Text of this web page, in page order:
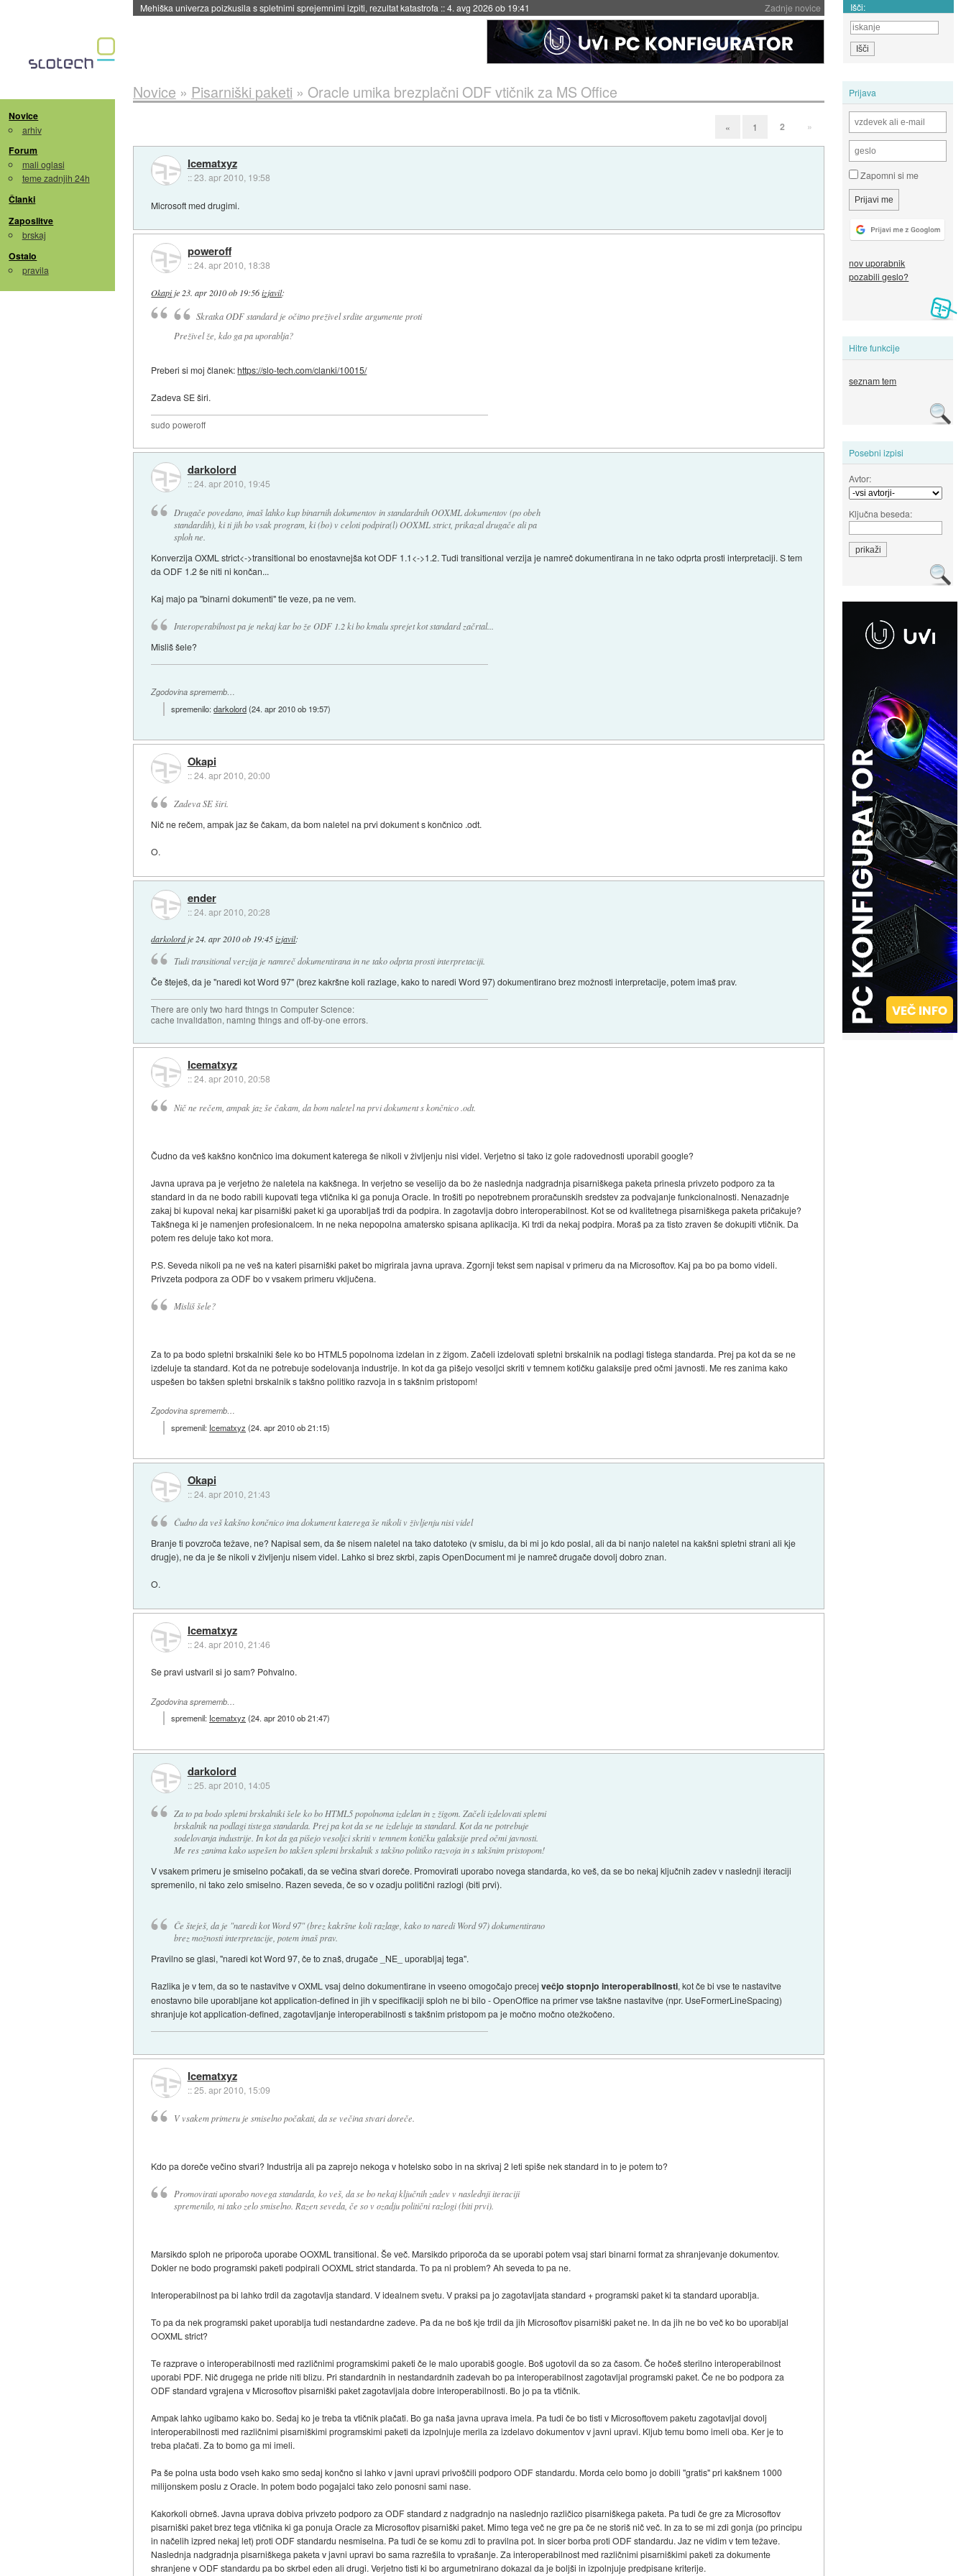
Zadnje novice
4. avg 2026 ob 19:41 Išči:
Novice
arhiv
Forum
mali oglasi
teme zadnjih 24h
Članki
Zaposlitve
brskaj
Ostalo
pravila
Prijava
Zapomni si me
nov uporabnik
pozabili geslo?
Hitre funkcije
seznam tem
Posebni izpisi
Avtor:
Ključna beseda:
Novice » Pisarniški paketi » Oracle umika brezplačni ODF vtičnik za MS Office
« 1 2 »
Icematxyz
::23. apr 2010, 19:58
Microsoft med drugimi.
poweroff
::24. apr 2010, 18:38
Okapije 23. apr 2010 ob 19:56 izjavil:
Skratka ODF standard je očitno preživel srdite argumente proti
Preživel že, kdo ga pa uporablja?
Preberi si moj članek:https://slo-tech.com/clanki/10015/
Zadeva SE širi.
sudo poweroff
darkolord
::24. apr 2010, 19:45
Drugače povedano, imaš lahko kup binarnih dokumentov in standardnih OOXML dokumentov (po obeh
standardih), ki ti jih bo vsak program, ki (bo) v celoti podpira(l) OOXML strict, prikazal drugače ali pa
sploh ne.
Konverzija OXML strict<->transitional bo enostavnejša kot ODF 1.1<->1.2. Tudi transitional verzija je namreč dokumentirana in ne tako odprta prosti interpretaciji. S tem
da ODF 1.2 še niti ni končan...
Kaj majo pa "binarni dokumenti" tle veze, pa ne vem.
Interoperabilnost pa je nekaj kar bo že ODF 1.2 ki bo kmalu sprejet kot standard začrtal...
Misliš šele?
Zgodovina sprememb…
spremenilo:darkolord(24. apr 2010 ob 19:57)
Okapi
::24. apr 2010, 20:00
Zadeva SE širi.
Nič ne rečem, ampak jaz še čakam, da bom naletel na prvi dokument s končnico .odt.
O.
ender
::24. apr 2010, 20:28
darkolordje24. apr 2010 ob 19:45 izjavil:
Tudi transitional verzija je namreč dokumentirana in ne tako odprta prosti interpretaciji.
Če šteješ, da je "naredi kot Word 97" (brez kakršne koli razlage, kako to naredi Word 97) dokumentirano brez možnosti interpretacije, potem imaš prav.
There are only two hard things in Computer Science:
cache invalidation, naming things and off-by-one errors.
Icematxyz
::24. apr 2010, 20:58
Nič ne rečem, ampak jaz še čakam, da bom naletel na prvi dokument s končnico .odt.
Čudno da veš kakšno končnico ima dokument katerega še nikoli v življenju nisi videl. Verjetno si tako iz gole radovednosti uporabil google?
Javna uprava pa je verjetno že naletela na kakšnega. In verjetno se veselijo da bo že naslednja nadgradnja pisarniškega paketa prinesla privzeto podporo za ta
standard in da ne bodo rabili kupovati tega vtičnika ki ga ponuja Oracle. In trošiti po nepotrebnem proračunskih sredstev za podvajanje funkcionalnosti. Nenazadnje
zakaj bi kupoval nekaj kar pisarniški paket ki ga uporabljaš trdi da podpira. In zagotavlja dobro interoperabilnost. Kot se od kvalitetnega pisarniškega paketa pričakuje?
Takšnega ki je namenjen profesionalcem. In ne neka nepopolna amatersko spisana aplikacija. Ki trdi da nekaj podpira. Moraš pa za tisto zraven še dokupiti vtičnik. Da
potem res deluje tako kot mora.
P.S. Seveda nikoli pa ne veš na kateri pisarniški paket bo migrirala javna uprava. Zgornji tekst sem napisal v primeru da na Microsoftov. Kaj pa bo pa bomo videli.
Privzeta podpora za ODF bo v vsakem primeru vključena.
Misliš šele?
Za to pa bodo spletni brskalniki šele ko bo HTML5 popolnoma izdelan in z žigom. Začeli izdelovati spletni brskalnik na podlagi tistega standarda. Prej pa kot da se ne
izdeluje ta standard. Kot da ne potrebuje sodelovanja industrije. In kot da ga pišejo vesoljci skriti v temnem kotičku galaksije pred očmi javnosti. Me res zanima kako
uspešen bo takšen spletni brskalnik s takšno politiko razvoja in s takšnim pristopom!
Zgodovina sprememb…
spremenil: Icematxyz (24. apr 2010 ob 21:15)
Okapi
::24. apr 2010, 21:43
Čudno da veš kakšno končnico ima dokument katerega še nikoli v življenju nisi videl
Branje ti povzroča težave, ne? Napisal sem, da še nisem naletel na tako datoteko (v smislu, da bi mi jo kdo poslal, ali da bi nanjo naletel na kakšni spletni strani ali kje
drugje), ne da je še nikoli v življenju nisem videl. Lahko si brez skrbi, zapis OpenDocument mi je namreč drugače dovolj dobro znan.
O.
Icematxyz
::24. apr 2010, 21:46
Se pravi ustvaril si jo sam? Pohvalno.
Zgodovina sprememb…
spremenil: Icematxyz (24. apr 2010 ob 21:47)
darkolord
::25. apr 2010, 14:05
Za to pa bodo spletni brskalniki šele ko bo HTML5 popolnoma izdelan in z žigom. Začeli izdelovati spletni
brskalnik na podlagi tistega standarda. Prej pa kot da se ne izdeluje ta standard. Kot da ne potrebuje
sodelovanja industrije. In kot da ga pišejo vesoljci skriti v temnem kotičku galaksije pred očmi javnosti.
Me res zanima kako uspešen bo takšen spletni brskalnik s takšno politiko razvoja in s takšnim pristopom!
V vsakem primeru je smiselno počakati, da se večina stvari doreče. Promovirati uporabo novega standarda, ko veš, da se bo nekaj ključnih zadev v naslednji iteraciji
spremenilo, ni tako zelo smiselno. Razen seveda, če so v ozadju politični razlogi (biti prvi).
Če šteješ, da je "naredi kot Word 97" (brez kakršne koli razlage, kako to naredi Word 97) dokumentirano
brez možnosti interpretacije, potem imaš prav.
Pravilno se glasi, "naredi kot Word 97, če to znaš, drugače _NE_ uporabljaj tega".
Razlika je v tem, da so te nastavitve v OXML vsaj delno dokumentirane in vseeno omogočajo precejvečjo stopnjo interoperabilnosti, kot če bi vse te nastavitve
enostavno bile uporabljane kot application-defined in jih v specifikaciji sploh ne bi bilo - OpenOffice na primer vse takšne nastavitve (npr. UseFormerLineSpacing)
shranjuje kot application-defined, zagotavljanje interoperabilnosti s takšnim pristopom pa je močno močno otežkočeno.
Icematxyz
::25. apr 2010, 15:09
V vsakem primeru je smiselno počakati, da se večina stvari doreče.
Kdo pa doreče večino stvari? Industrija ali pa zaprejo nekoga v hotelsko sobo in na skrivaj 2 leti spiše nek standard in to je potem to?
Promovirati uporabo novega standarda, ko veš, da se bo nekaj ključnih zadev v naslednji iteraciji
spremenilo, ni tako zelo smiselno. Razen seveda, če so v ozadju politični razlogi (biti prvi).
Marsikdo sploh ne priporoča uporabe OOXML transitional. Še več. Marsikdo priporoča da se uporabi potem vsaj stari binarni format za shranjevanje dokumentov.
Dokler ne bodo programski paketi podpirali OOXML strict standarda. To pa ni problem? Ah seveda to pa ne.
Interoperabilnost pa bi lahko trdil da zagotavlja standard. V idealnem svetu. V praksi pa jo zagotavljata standard + programski paket ki ta standard uporablja.
To pa da nek programski paket uporablja tudi nestandardne zadeve. Pa da ne boš kje trdil da jih Microsoftov pisarniški paket ne. In da jih ne bo več ko bo uporabljal
OOXML strict?
Te razprave o interoperabilnosti med različnimi programskimi paketi če le malo uporabiš google. Boš ugotovil da so za časom. Če hočeš sterilno interoperabilnost
uporabi PDF. Nič drugega ne pride niti blizu. Pri standardnih in nestandardnih zadevah bo pa interoperabilnost zagotavljal programski paket. Če ne bo podpora za
ODF standard vgrajena v Microsoftov pisarniški paket zagotavljala dobre interoperabilnosti. Bo jo pa ta vtičnik.
Ampak lahko ugibamo kako bo. Sedaj ko je treba ta vtičnik plačati. Bo ga naša javna uprava imela. Pa tudi če bo tisti v Microsoftovem paketu zagotavljal dovolj
interoperabilnosti med različnimi pisarniškimi programskimi paketi da izpolnjuje merila za izdelavo dokumentov v javni upravi. Kljub temu bomo imeli oba. Ker je to
treba plačati. Za to bomo ga mi imeli.
Pa še polna usta bodo vseh kako smo sedaj končno si lahko v javni upravi privoščili podporo ODF standardu. Morda celo bomo jo dobili "gratis" pri kakšnem 1000
milijonskem poslu z Oracle. In potem bodo pogajalci tako zelo ponosni sami nase.
Kakorkoli obrneš. Javna uprava dobiva privzeto podporo za ODF standard z nadgradnjo na naslednjo različico pisarniškega paketa. Pa tudi če gre za Microsoftov
pisarniški paket brez tega vtičnika ki ga ponuja Oracle za Microsoftov pisarniški paket. Mimo tega več ne gre pa če ne storiš nič več. In za to se mi zdi gonja (po principu
in načelih izpred nekaj let) proti ODF standardu nesmiselna. Pa tudi če se komu zdi to pravilna pot. In sicer borba proti ODF standardu. Jaz ne vidim v tem težave.
Naslednja nadgradnja pisarniškega paketa v javni upravi bo sama razrešila to vprašanje. Za interoperabilnost med različnimi pisarniškimi paketi za dokumente
shranjene v ODF standardu pa bo skrbel eden ali drugi. Verjetno tisti ki bo argumetnirano dokazal da je boljši in izpolnjuje predpisane kriterije.